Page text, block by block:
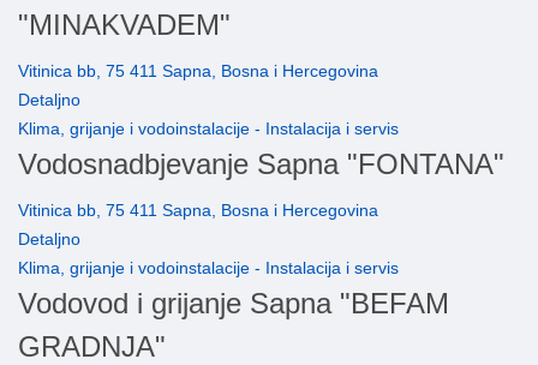
"MINAKVADEM"
Vitinica bb, 75 411 Sapna, Bosna i Hercegovina
Detaljno
Klima, grijanje i vodoinstalacije - Instalacija i servis
Vodosnadbjevanje Sapna "FONTANA"
Vitinica bb, 75 411 Sapna, Bosna i Hercegovina
Detaljno
Klima, grijanje i vodoinstalacije - Instalacija i servis
Vodovod i grijanje Sapna "BEFAM
GRADNJA"